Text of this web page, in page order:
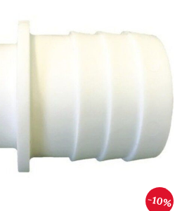
10%